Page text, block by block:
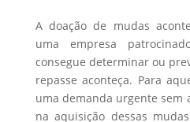
A doação de mudas
uma empresa
consegue determinar ou
repasse aconteça. Para
uma demanda urgente sem
na aquisição dessas